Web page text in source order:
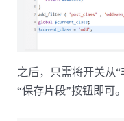
之后，只需将开关从
“保存片段”按钮即可。